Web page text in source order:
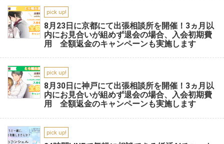
pick up!
8月23日に京都にて出張相談所を開催！3ヵ月以
内にお見合いが組めず退会の場合、入会初期費
用 全額返金のキャンペーンも実施します
pick up!
8月30日に神戸にて出張相談所を開催！3ヵ月以
内にお見合いが組めず退会の場合、入会初期費
用 全額返金のキャンペーンも実施します
pick up!